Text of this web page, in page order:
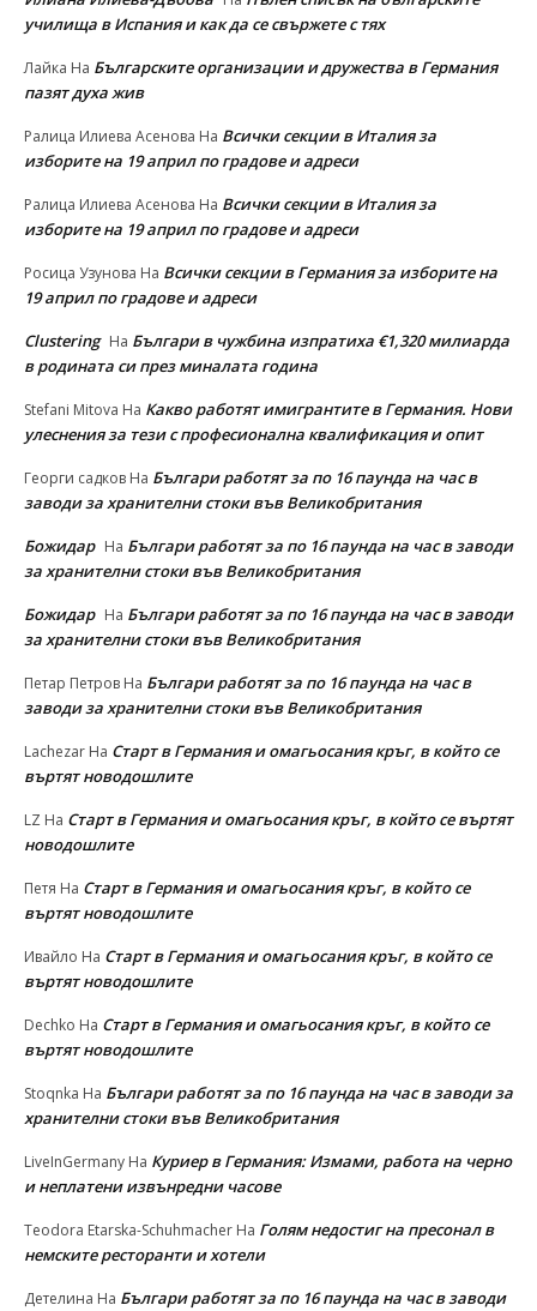
училища в Испания и как да се свържете с тях
Лайка На Българските организации и дружества в Германия
пазят духа жив
Ралица Илиева Асенова На Всички секции в Италия за
изборите на 19 април по градове и адреси
Ралица Илиева Асенова На Всички секции в Италия за
изборите на 19 април по градове и адреси
Росица Узунова На Всички секции в Германия за изборите на
19 април по градове и адреси
Clustering На Българи в чужбина изпратиха €1,320 милиарда
в родината си през миналата година
Stefani Mitova На Какво работят имигрантите в Германия. Нови
улеснeния за тези с професионална квалификация и опит
Георги садков На Българи работят за по 16 паунда на час в
заводи за хранителни стоки във Великобритания
Божидар На Българи работят за по 16 паунда на час в заводи
за хранителни стоки във Великобритания
Божидар На Българи работят за по 16 паунда на час в заводи
за хранителни стоки във Великобритания
Петар Петров На Българи работят за по 16 паунда на час в
заводи за хранителни стоки във Великобритания
Lachezar На Старт в Германия и омагьосания кръг, в който се
въртят новодошлите
LZ На Старт в Германия и омагьосания кръг, в който се въртят
новодошлите
Петя На Старт в Германия и омагьосания кръг, в който се
въртят новодошлите
Ивайло На Старт в Германия и омагьосания кръг, в който се
въртят новодошлите
Dechko На Старт в Германия и омагьосания кръг, в който се
въртят новодошлите
Stoqnka На Българи работят за по 16 паунда на час в заводи за
хранителни стоки във Великобритания
LiveInGermany На Куриер в Германия: Измами, работа на черно
и неплатени извънредни часове
Teodora Etarska-Schuhmacher На Голям недостиг на пресонал в
немските ресторанти и хотели
Детелина На Българи работят за по 16 паунда на час в заводи